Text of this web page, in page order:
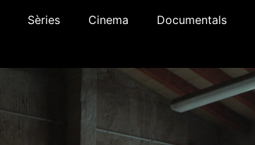
Sèries Cinema Documentals